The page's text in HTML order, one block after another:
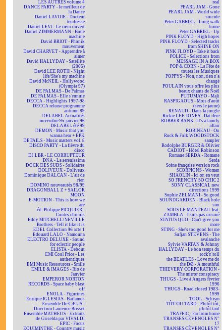
LES AUTRES volume 4
DANCE PARTY - le meilleur de
la Dance
Daniel LAVOIE - Docteur
tendresse
Daniel LEVI - Le cœur ouvert
Daniel ZIMMERMANN - Bone
machine
David BRIOT - Phonik
mouvement
David CHARVET - Apprendre à
aimer
David HALLYDAY - Satellite
(2005)
David LEE ROTH - Night
life/She's my machine
David McNEIL - Hollywood
(Olympia 97)
DE PALMAS - De Palmas
DE PALMAS - Elle s'ennuie
DECCA - Highlights 1997-98
DECCA release programme
autumn 89
DELABEL Actualités
novembre 95 janvier 96
DELABEL été 99
DEMON - Music that you
wanna hear + EPK
DETAILS - Music matters vol. 8
DISCO PARTY - La fièvre du
disco
DJ LBR - LE CORRUPTEUR
DNA - La serenissima
DOCK DES SUDS - Solidaires
DOLIVEUX - Doliveux
Dominique DALCAN - L'air de
rien
DOMINO nouveautés 98/99
DRAGONBALL Z + SAILOR
MOON
E-MOTION - This is how we
are
éd. Philippe PICQUIER -
Contes chinois
Eddy MITCHELL/NEVILLE
Brothers - Tell it like it is
EDEL Collection 96 acte 1
Edouard LALO - Namouna
ELECTRO DELUXE - Sound
for eclectic people
ELISTA - Debout
EMI Cool Price - Les
authentiques
EMI Music Ressources - Smile
EMILE & IMAGES - Rio de
Janvier
EMPEROR NORTON
RECORDS - Space baby blast
off
ENOLA - Figurines
Enrique IGLESIAS - Bailamos
Ensemble De CÆLIS -
Direction Laurence Brisset
Ensemble MATHEUS - Extraits
de Griselda par VIVALDI
EPIC - Focus
EQUIMINTHE - Country music
real
PEARL JAM - Gone
PEARL JAM - World wide
suicide
Peter GABRIEL - Long walk
home
Peter GABRIEL - Up
PINK FLOYD - High hopes
PINK FLOYD - Selected tracks
from SHINE ON
PINK FLOYD - Take it back
POLICE - Selections from
MESSAGE IN A BOX
POP & CORN - La Fête de
toutes les Musiques
POPPYS - Non, non, rien n'a
changé
POULAIN vous offre les plus
beaux chants de Noël
PUTUMAYO - Mali
RASPIGAOUS - Mois d'août
(sers le jaune)
RENAUD - Dans la jungle
Rickie LEE JONES - Dat dere
ROBBER BANK - It's a family
affair
ROBINEAU - On
Rock & Folk WOODSTOCK
sampler
Rodolphe BURGER & Olivier
CADIOT - Hôtel Robinson
Romane SERDA - Romane
Serda
Scène française version rock
SCORPIONS - Woman
SHAOLIN - Ici on en veut
SO FRENCHY SO CHIC 2
SONY CLASSICAL new
directions 1999
Sophie ZELMANI - So good
SOUNDGARDEN - Black hole
sun
SOUS LE MANTEAU feat.
ZAMBLA - J'suis pas rassuré
STATUS QUO - Can't give you
more
STING - She's too good for me
Sufjan STEVENS - The
avalanche
Sylvie VARTAN & Johnny
HALLYDAY - Le bon temps du
rock'n'roll
the BEATLES - Love me do
the DØ - A mouthful
THIEVERY CORPORATION -
The mirror conspiracy
THUGS - Live à Angers février
1996
THUGS - Road closed 1983-
1999
TOOL - Schism
TÔT OU TARD - Plutôt tôt,
plutôt tard
TRAFFIC - Far from home
TRANSES CÉVENOLES N°
17
TRANSES CÉVENOLES N°